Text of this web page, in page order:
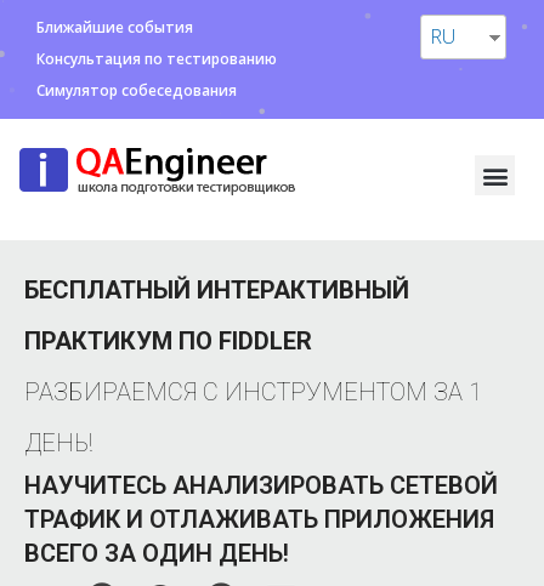
Ближайшие события
Консультация по тестированию
Симулятор собеседования
RU
БЕСПЛАТНЫЙ ИНТЕРАКТИВНЫЙ
ПРАКТИКУМ ПО FIDDLER
РАЗБИРАЕМСЯ С ИНСТРУМЕНТОМ ЗА 1
ДЕНЬ!
НАУЧИТЕСЬ АНАЛИЗИРОВАТЬ СЕТЕВОЙ
ТРАФИК И ОТЛАЖИВАТЬ ПРИЛОЖЕНИЯ
ВСЕГО ЗА ОДИН ДЕНЬ!